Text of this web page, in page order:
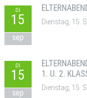
DI
15
sep
Dienstag, 15.
DI
15
sep
1. U. 2.
Dienstag, 15.